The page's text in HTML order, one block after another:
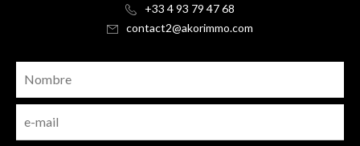
+33 4 93 79 47 68
contact2@akorimmo.com